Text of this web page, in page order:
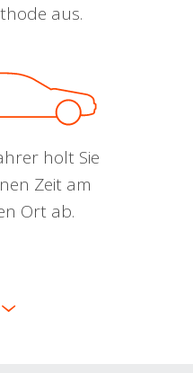
aus.
holt Sie
Zeit am
Ort ab.